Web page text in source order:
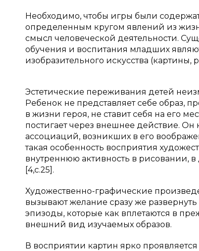
Необходимо, чтобы игры были
определенным кругом явлений из
смысл человеческой деятельности.
обучения и воспитания младших
изобразительного искусства
Эстетические переживания детей
Ребенок не представляет себе образ,
в жизни героя, не ставит себя на его
постигает через внешнее действие. Он
ассоциаций, возникших в его
такая особенность восприятия
внутреннюю активность в рисовании,
[4,с.25].
Художественно-графические
вызывают желание сразу же
эпизоды, которые как вплетаются в
внешний вид изучаемых образов.
В восприятии картин ярко